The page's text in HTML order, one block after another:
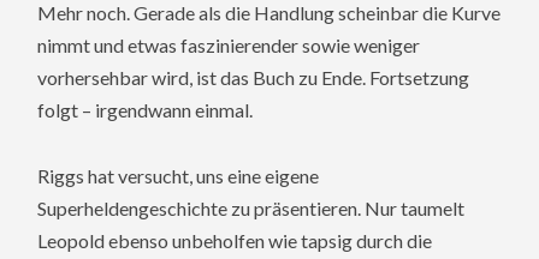
Mehr noch. Gerade als die Handlung scheinbar die Kurve
nimmt und etwas faszinierender sowie weniger
vorhersehbar wird, ist das Buch zu Ende. Fortsetzung
folgt – irgendwann einmal.
Riggs hat versucht, uns eine eigene
Superheldengeschichte zu präsentieren. Nur taumelt
Leopold ebenso unbeholfen wie tapsig durch die